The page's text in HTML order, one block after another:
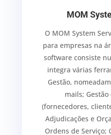
MOM
O MOM System
para empresas na
software consiste
integra várias
Gestão,
mails;
(fornecedores,
Adjudicações e
Ordens de Serviço;